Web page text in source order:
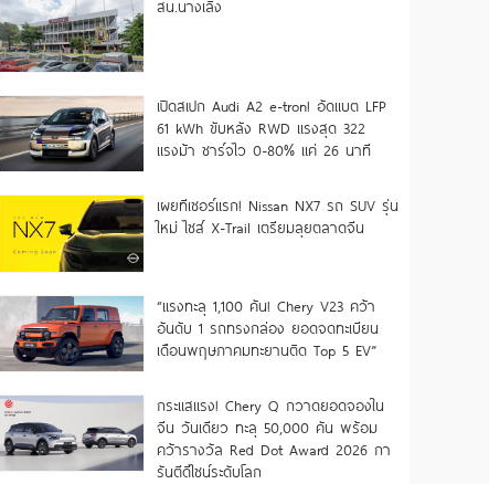
สน.นางเลิ้ง
เปิดสเปก Audi A2 e-tron! อัดแบต LFP
61 kWh ขับหลัง RWD แรงสุด 322
แรงม้า ชาร์จไว 0-80% แค่ 26 นาที
เผยทีเซอร์แรก! Nissan NX7 รถ SUV รุ่น
ใหม่ ไซส์ X-Trail เตรียมลุยตลาดจีน
“แรงทะลุ 1,100 คัน! Chery V23 คว้า
อันดับ 1 รถทรงกล่อง ยอดจดทะเบียน
เดือนพฤษภาคมทะยานติด Top 5 EV”
กระแสแรง! Chery Q กวาดยอดจองใน
จีน วันเดียว ทะลุ 50,000 คัน พร้อม
คว้ารางวัล Red Dot Award 2026 กา
รันตีดีไซน์ระดับโลก